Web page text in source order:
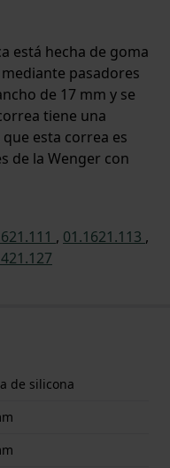
está hecha de goma
pasadores
de 17 mm y se
tiene una
esta correa es
de la Wenger con
, 01.1621.113 ,
de silicona